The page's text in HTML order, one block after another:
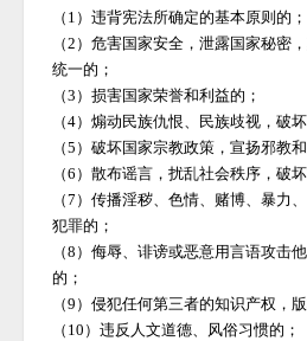
（ 1）违背宪法所确定的基本原则的；
（2）危害国家安全，泄露国家秘密
统一的；
（3）损害国家荣誉和利益的；
（4）煽动民族仇恨、民族歧视，破
（5）破坏国家宗教政策，宣扬邪教
（6）散布谣言，扰乱社会秩序，破
（7）传播淫秽、色情、赌博、暴力
犯罪的；
（8）侮辱、诽谤或恶意用言语攻击
的；
（9）侵犯任何第三者的知识产权，
（ 10）违反人文道德、风俗习惯的；